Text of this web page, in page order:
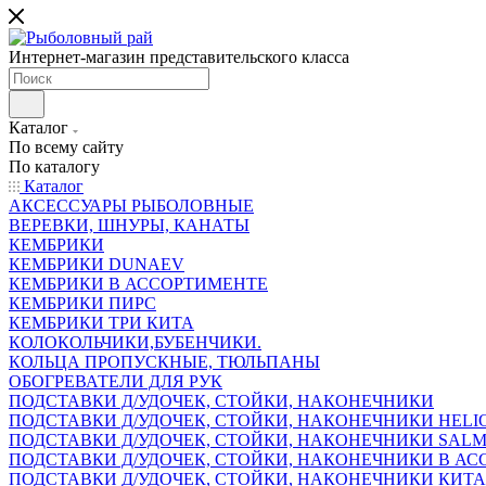
Интернет-магазин представительского класса
Каталог
По всему сайту
По каталогу
Каталог
АКСЕССУАРЫ РЫБОЛОВНЫЕ
ВЕРЕВКИ, ШНУРЫ, КАНАТЫ
КЕМБРИКИ
КЕМБРИКИ DUNAEV
КЕМБРИКИ В АССОРТИМЕНТЕ
КЕМБРИКИ ПИРС
КЕМБРИКИ ТРИ КИТА
КОЛОКОЛЬЧИКИ,БУБЕНЧИКИ.
КОЛЬЦА ПРОПУСКНЫЕ, ТЮЛЬПАНЫ
ОБОГРЕВАТЕЛИ ДЛЯ РУК
ПОДСТАВКИ Д/УДОЧЕК, СТОЙКИ, НАКОНЕЧНИКИ
ПОДСТАВКИ Д/УДОЧЕК, СТОЙКИ, НАКОНЕЧНИКИ
ПОДСТАВКИ Д/УДОЧЕК, СТОЙКИ, НАКОНЕЧНИКИ
ПОДСТАВКИ Д/УДОЧЕК, СТОЙКИ, НАКОНЕЧНИКИ В
ПОДСТАВКИ Д/УДОЧЕК, СТОЙКИ, НАКОНЕЧНИКИ